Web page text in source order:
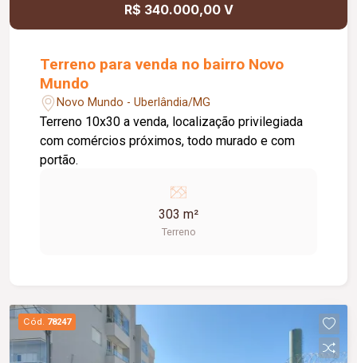
R$ 340.000,00 V
Terreno para venda no bairro Novo
Mundo
Novo Mundo - Uberlândia/MG
Terreno 10x30 a venda, localização privilegiada
com comércios próximos, todo murado e com
portão.
303 m²
Terreno
Cód. 78247